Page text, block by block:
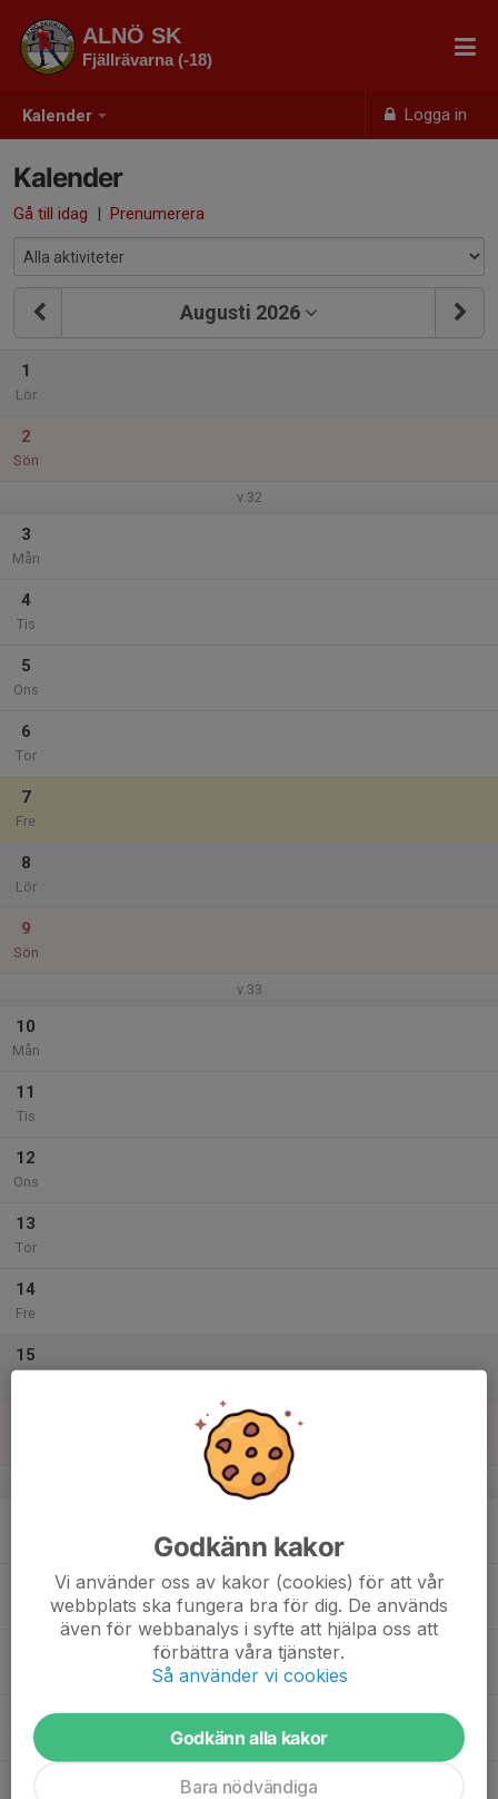
Kalender Logga in
ALNÖ SK
Fjällrävarna (-18)
Kalender
Gå till idag | Prenumerera
Augusti 2026
1
Lör
2
Sön
v.32
3
Mån
4
Tis
5
Ons
6
Tor
7
Fre
8
Lör
9
Sön
v.33
10
Mån
11
Tis
12
Ons
13
Tor
14
Fre
15
v.34
Tor
Godkänn kakor
Vi använder oss av kakor (cookies) för att vår
webbplats ska fungera bra för dig. De används
även för webbanalys i syfte att hjälpa oss att
förbättra våra tjänster.
Så använder vi cookies
Godkänn alla kakor
Bara nödvändiga